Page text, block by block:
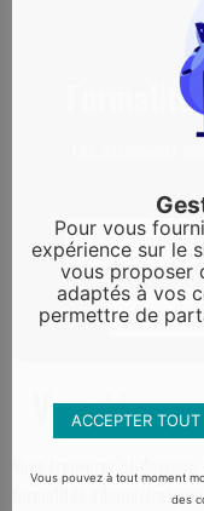
Occupation
Vos
Vous trouverez ci-
formalités
Pour vous
expérience sur le
vous proposer
adaptés à vos
permettre de
ACCEPTER TOUT
Vous pouvez à tout moment
des